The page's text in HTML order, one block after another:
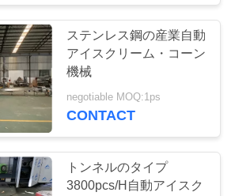
クリーム・
の圧延機
ステンレス鋼の産業自動
アイスクリーム・コーン
機械
negotiable MOQ:1ps
CONTACT
トンネルのタイプ
3800pcs/H自動アイスク